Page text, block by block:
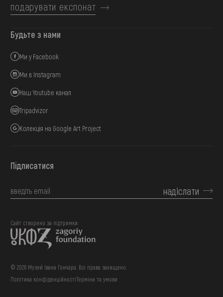
подарувати експонат
Будьте з нами
Ми у Facebook
Ми в Instagram
Наш Youtube канал
Tripadvizor
Колекція на Google Art Project
Підписатися
надіслати
© 2026 Музей Івана Гончара. Всі права захищено.
Сайт створено за підтримки:
Політика конфіденційностіТерміни та умови